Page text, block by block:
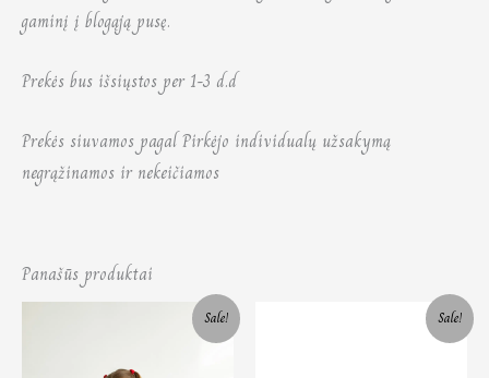
gaminį į blogąją pusę.
Prekės bus išsiųstos per 1-3 d.d
Prekės siuvamos pagal Pirkėjo individualų užsakymą
negrąžinamos ir nekeičiamos
Panašūs produktai
Sale!
40,00 €.25,00 €.
Sale!